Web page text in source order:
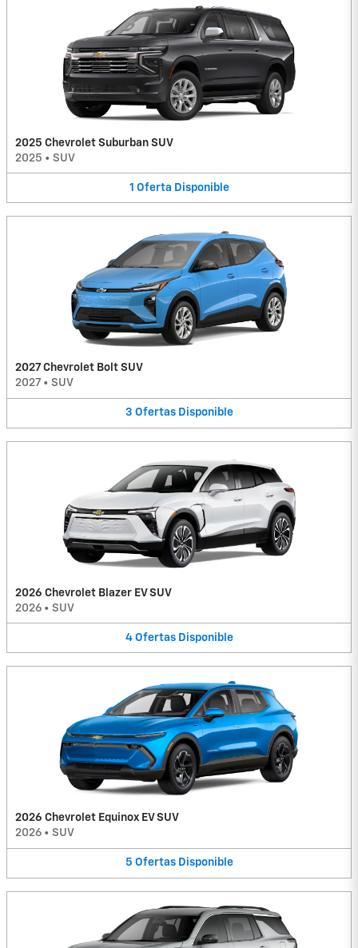
2025 Chevrolet Suburban SUV
2025 • SUV
1 Oferta Disponible
2027 Chevrolet Bolt SUV
2027 • SUV
3 Ofertas Disponible
2026 Chevrolet Blazer EV SUV
2026 • SUV
4 Ofertas Disponible
2026 Chevrolet Equinox EV SUV
2026 • SUV
5 Ofertas Disponible